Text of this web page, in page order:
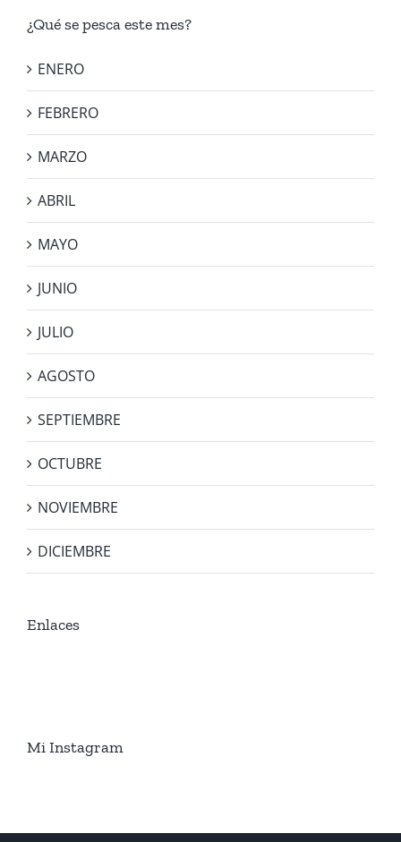
¿Qué se pesca este mes?
ENERO
FEBRERO
MARZO
ABRIL
MAYO
JUNIO
JULIO
AGOSTO
SEPTIEMBRE
OCTUBRE
NOVIEMBRE
DICIEMBRE
Enlaces
Mi Instagram